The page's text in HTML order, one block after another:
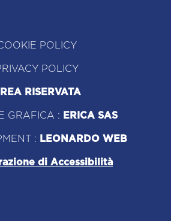
POLICY
POLICY
RISERVATA
GRAFICA : ERICA SAS
: LEONARDO WEB
di Accessibilità